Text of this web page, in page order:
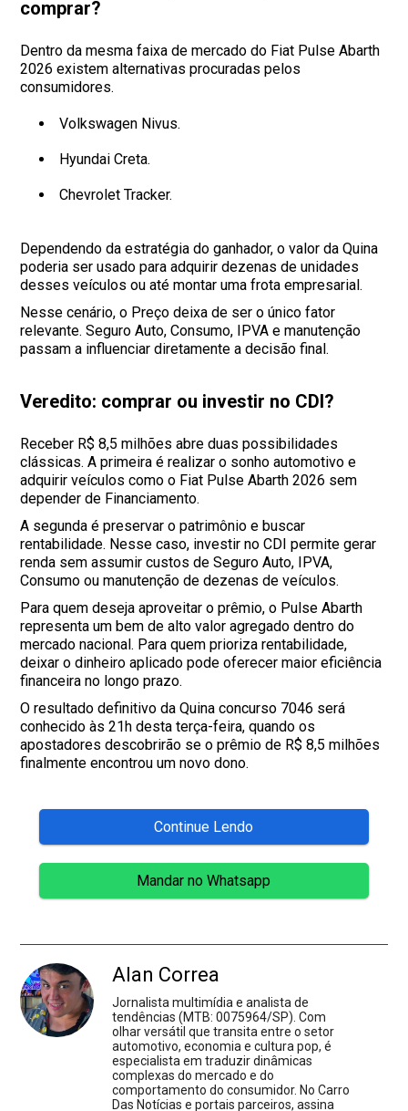
comprar?
Dentro da mesma faixa de mercado do Fiat Pulse Abarth
2026 existem alternativas procuradas pelos
consumidores.
Volkswagen Nivus.
Hyundai Creta.
Chevrolet Tracker.
Dependendo da estratégia do ganhador, o valor da Quina
poderia ser usado para adquirir dezenas de unidades
desses veículos ou até montar uma frota empresarial.
Nesse cenário, o Preço deixa de ser o único fator
relevante. Seguro Auto, Consumo, IPVA e manutenção
passam a influenciar diretamente a decisão final.
Veredito: comprar ou investir no CDI?
Receber R$ 8,5 milhões abre duas possibilidades
clássicas. A primeira é realizar o sonho automotivo e
adquirir veículos como o Fiat Pulse Abarth 2026 sem
depender de Financiamento.
A segunda é preservar o patrimônio e buscar
rentabilidade. Nesse caso, investir no CDI permite gerar
renda sem assumir custos de Seguro Auto, IPVA,
Consumo ou manutenção de dezenas de veículos.
Para quem deseja aproveitar o prêmio, o Pulse Abarth
representa um bem de alto valor agregado dentro do
mercado nacional. Para quem prioriza rentabilidade,
deixar o dinheiro aplicado pode oferecer maior eficiência
financeira no longo prazo.
O resultado definitivo da Quina concurso 7046 será
conhecido às 21h desta terça-feira, quando os
apostadores descobrirão se o prêmio de R$ 8,5 milhões
finalmente encontrou um novo dono.
Continue Lendo
Mandar no Whatsapp
Alan Correa
Jornalista multimídia e analista de
tendências (MTB: 0075964/SP). Com
olhar versátil que transita entre o setor
automotivo, economia e cultura pop, é
especialista em traduzir dinâmicas
complexas do mercado e do
comportamento do consumidor. No Carro
Das Notícias e portais parceiros, assina